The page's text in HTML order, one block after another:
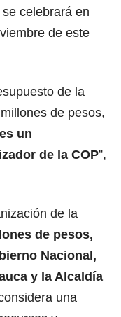
se celebrará en
de este
de la
de pesos,
un
de la COP”,
de la
de pesos,
Nacional,
y la Alcaldía
una